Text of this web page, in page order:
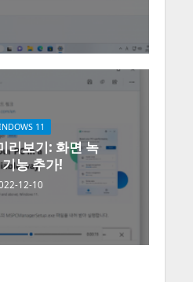
11
리보기: 화면 녹
능 추가!
12-10